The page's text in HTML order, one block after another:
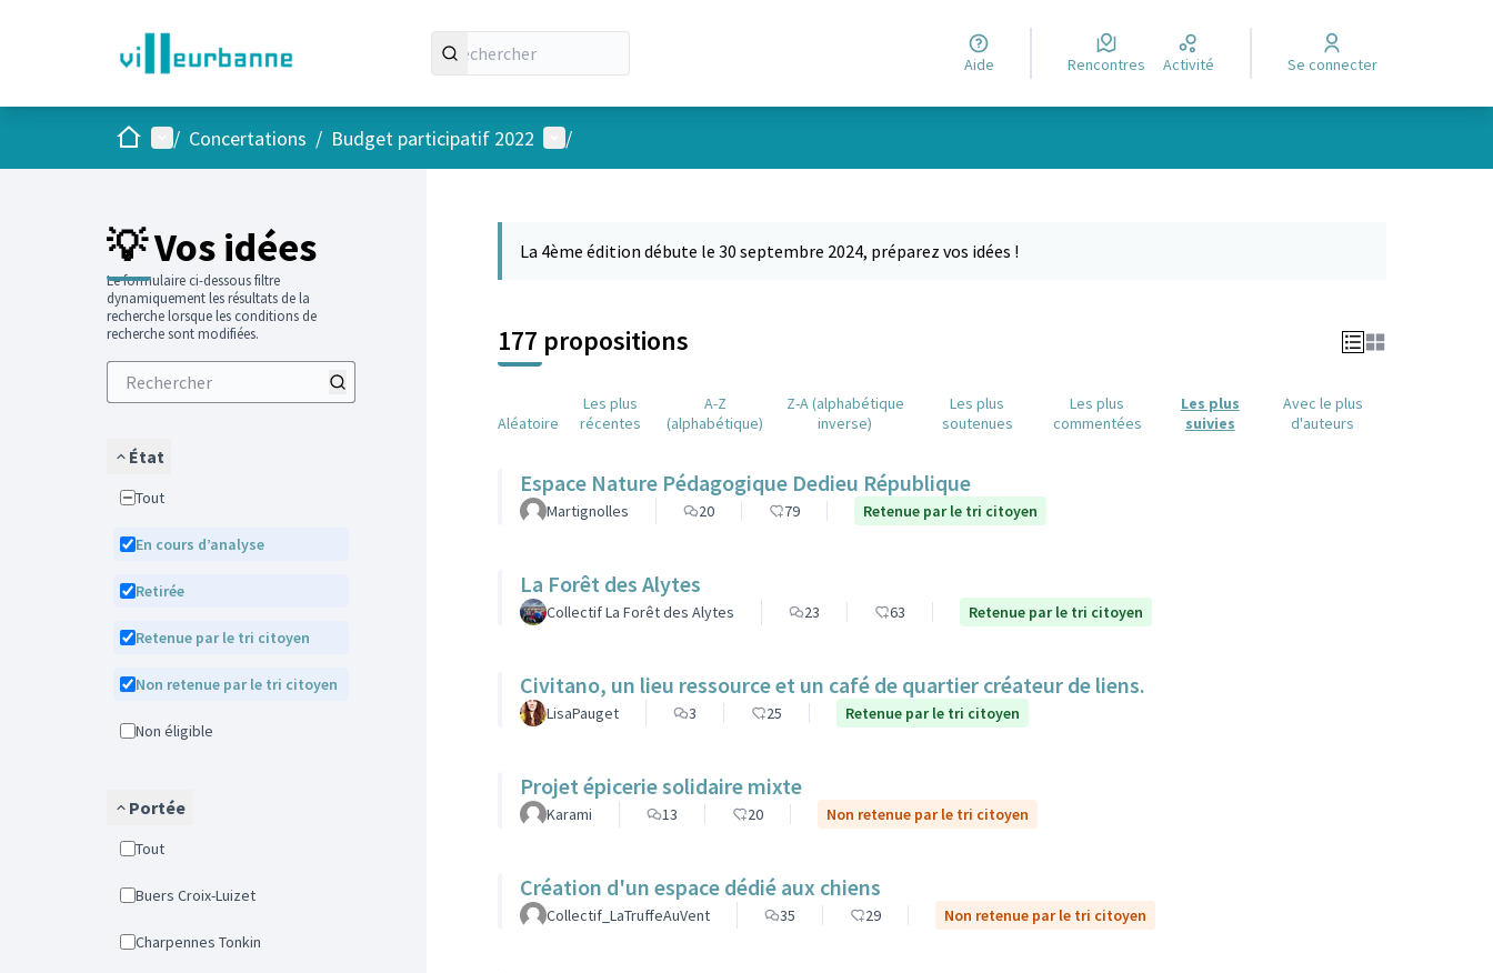
Aide Rencontres Activité Se connecter
AccueilMenu principal
/ Concertations / Budget participatif 2022 Menu utilisateur
/
💡 Vos idées
Le formulaire ci-dessous filtre
dynamiquement les résultats de la
recherche lorsque les conditions de
recherche sont modifiées.
État
Tout
En cours d’analyse
Retirée
Retenue par le tri citoyen
Non retenue par le tri citoyen
Non éligible
Portée
Tout
Buers Croix-Luizet
Charpennes Tonkin
La 4ème édition débute le 30 septembre 2024, préparez vos idées !
177 propositions
Aléatoire
Les plus
récentes
A-Z
(alphabétique)
Z-A (alphabétique
inverse)
Les plus
soutenues
Les plus
commentées
Les plus
suivies
Avec le plus
d'auteurs
Espace Nature Pédagogique Dedieu République
Martignolles 20 79 Retenue par le tri citoyen
La Forêt des Alytes
Collectif La Forêt des Alytes 23 63 Retenue par le tri citoyen
Civitano, un lieu ressource et un café de quartier créateur de liens.
LisaPauget 3 25 Retenue par le tri citoyen
Projet épicerie solidaire mixte
Karami 13 20 Non retenue par le tri citoyen
Création d'un espace dédié aux chiens
Collectif_LaTruffeAuVent 35 29 Non retenue par le tri citoyen